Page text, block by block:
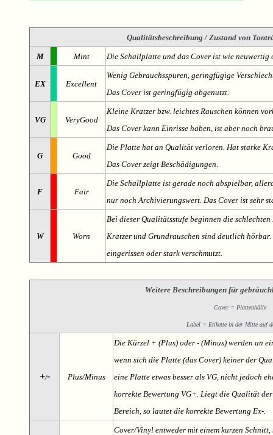
Qualitätsbeschreibung / Zustand von
M Mint Die Schallplatte und das Cover ist wie
EX Excellent
Wenig Gebrauchsspuren, geringfügige
Das Cover ist geringfügig abgenutzt.
VG VeryGood
Kleine Kratzer bzw. leichtes Rauschen können
Das Cover kann Einrisse haben, ist aber noch
G Good
Die Platte hat an Qualität verloren. Hat starke
Das Cover zeigt Beschädigungen.
F Fair
Die Schallplatte ist gerade noch abspielbar,
nur noch Archivierungswert. Das Cover ist sehr
W Worn
Bei dieser Qualitätsstufe beginnen die
Kratzer und Grundrauschen sind deutlich
eingerissen oder stark verschmutzt.
Weitere Beschreibungen für
Cover = Plattenhülle
Label = Etikette in der Mitte auf
+/- Plus/Minus
Die Kürzel + (Plus) oder - (Minus) werden an
wenn sich die Platte (das Cover) keiner der
eine Platte etwas besser als VG, nicht jedoch
korrekte Bewertung VG+. Liegt die Qualität
Bereich, so lautet die korrekte Bewertung Ex-.
Cover/Vinyl entweder mit einem kurzen